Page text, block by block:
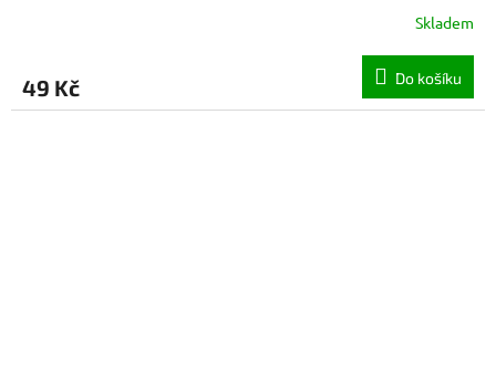
Skladem
49 Kč Do košíku